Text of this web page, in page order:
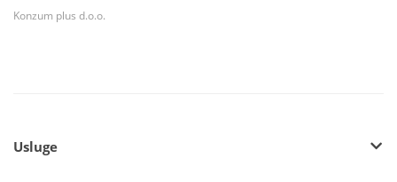
Konzum plus d.o.o.
Usluge